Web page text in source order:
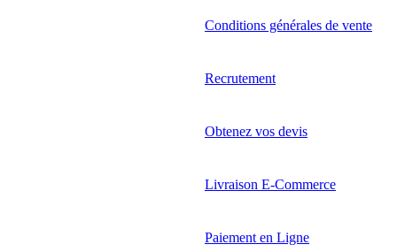
Conditions générales de vente
Recrutement
Obtenez vos devis
Livraison E-Commerce
Paiement en Ligne